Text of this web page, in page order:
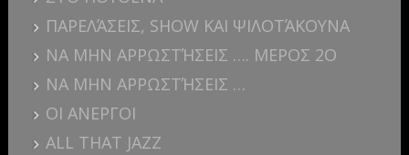
ΠΑΡΕΛΆΣΕΙΣ, SHOW ΚΑΙ ΨΙΛΟΤΆΚΟΥΝΑ
ΝΑ ΜΗΝ ΑΡΡΩΣΤΉΣΕΙΣ …. ΜΕΡΟΣ 2Ο
ΝΑ ΜΗΝ ΑΡΡΩΣΤΉΣΕΙΣ …
ΟΙ ΑΝΕΡΓΟΙ
ALL THAT JAZZ